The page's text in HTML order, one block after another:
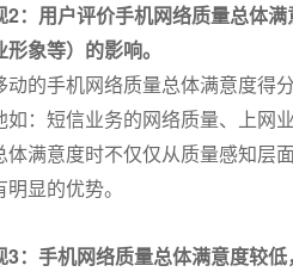
2：用户评价手机网络质量总体
形象等）的影响。
的手机网络质量总体满意度得
如：短信业务的网络质量、上网
体满意度时不仅仅从质量感知层
明显的优势。
3：手机网络质量总体满意度较